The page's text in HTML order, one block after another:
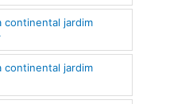
continental jardim
continental jardim